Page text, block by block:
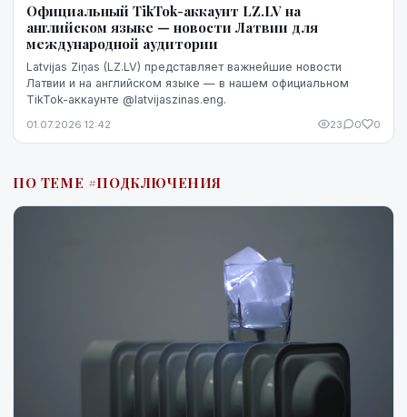
Официальный TikTok-аккаунт LZ.LV на
английском языке — новости Латвии для
международной аудитории
Latvijas Ziņas (LZ.LV) представляет важнейшие новости
Латвии и на английском языке — в нашем официальном
TikTok-аккаунте @latvijaszinas.eng.
01.07.2026 12:42 23 0 0
ПО ТЕМЕ #ПОДКЛЮЧЕНИЯ